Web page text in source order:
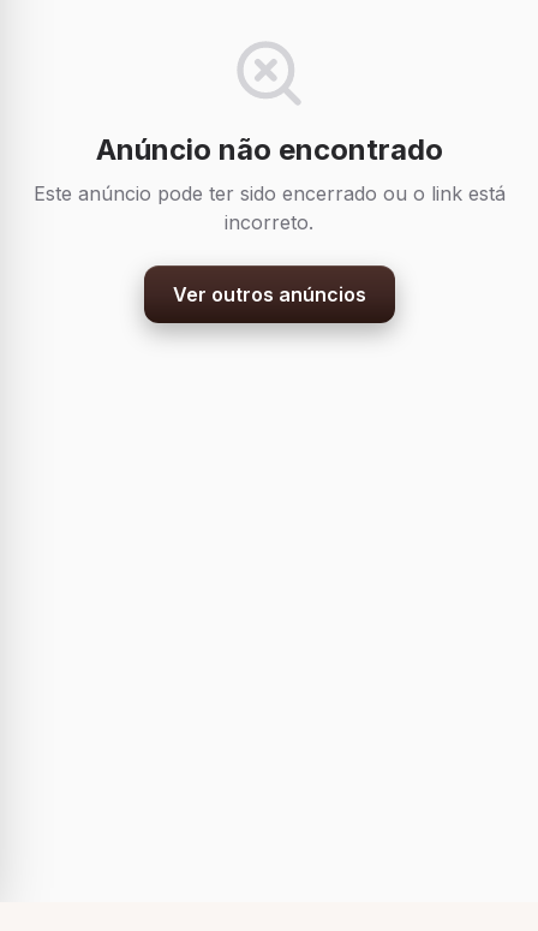
Anúncio não encontrado
Este anúncio pode ter sido encerrado ou o link está
incorreto.
Ver outros anúncios